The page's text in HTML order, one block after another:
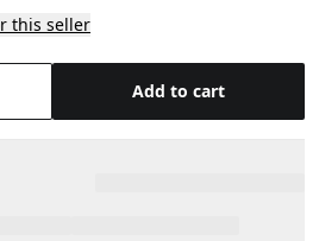
this seller
Add to cart